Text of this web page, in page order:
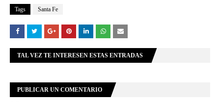
Tags Santa Fe
TAL VEZ TE INTERESEN ESTAS ENTRADAS
PUBLICAR UN COMENTARIO